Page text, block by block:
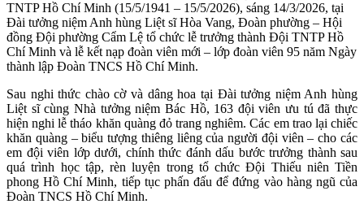
TNTP Hồ Chí Minh (15/5/1941 – 15/5/2026), sáng 14/3/2026, tại
Đài tưởng niệm Anh hùng Liệt sĩ Hòa Vang, Đoàn phường – Hội
đồng Đội phường Cẩm Lệ tổ chức lễ trưởng thành Đội TNTP Hồ
Chí Minh và lễ kết nạp đoàn viên mới – lớp đoàn viên 95 năm Ngày
thành lập Đoàn TNCS Hồ Chí Minh.
Sau nghi thức chào cờ và dâng hoa tại Đài tưởng niệm Anh hùng
Liệt sĩ cùng Nhà tưởng niệm Bác Hồ, 163 đội viên ưu tú đã thực
hiện nghi lễ tháo khăn quàng đỏ trang nghiêm. Các em trao lại chiếc
khăn quàng – biểu tượng thiêng liêng của người đội viên – cho các
em đội viên lớp dưới, chính thức đánh dấu bước trưởng thành sau
quá trình học tập, rèn luyện trong tổ chức Đội Thiếu niên Tiền
phong Hồ Chí Minh, tiếp tục phấn đấu để đứng vào hàng ngũ của
Đoàn TNCS Hồ Chí Minh.